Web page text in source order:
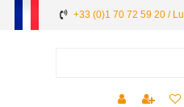
+33 (0)1 70 72 59 20 /